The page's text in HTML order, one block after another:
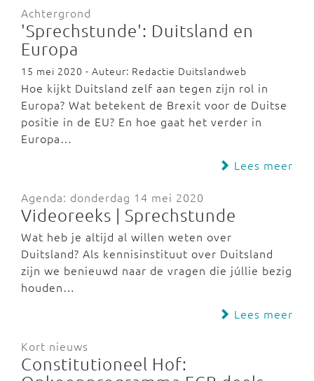
Achtergrond
'Sprechstunde': Duitsland en
Europa
15 mei 2020 - Auteur: Redactie Duitslandweb
Hoe kijkt Duitsland zelf aan tegen zijn rol in
Europa? Wat betekent de Brexit voor de Duitse
positie in de EU? En hoe gaat het verder in
Europa…
Lees meer
Agenda: donderdag 14 mei 2020
Videoreeks | Sprechstunde
Wat heb je altijd al willen weten over
Duitsland? Als kennisinstituut over Duitsland
zijn we benieuwd naar de vragen die júllie bezig
houden…
Lees meer
Kort nieuws
Constitutioneel Hof: